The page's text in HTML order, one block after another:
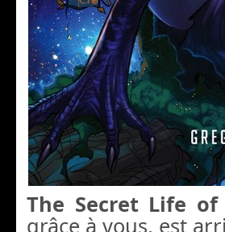
The Secret Life of
grâce à vous, est